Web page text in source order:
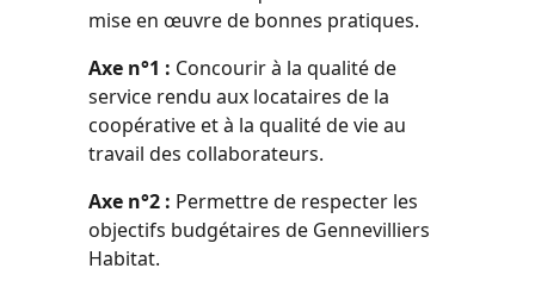
mise en œuvre de bonnes pratiques.
Axe n°1 : Concourir à la qualité de
service rendu aux locataires de la
coopérative et à la qualité de vie au
travail des collaborateurs.
Axe n°2 : Permettre de respecter les
objectifs budgétaires de Gennevilliers
Habitat.